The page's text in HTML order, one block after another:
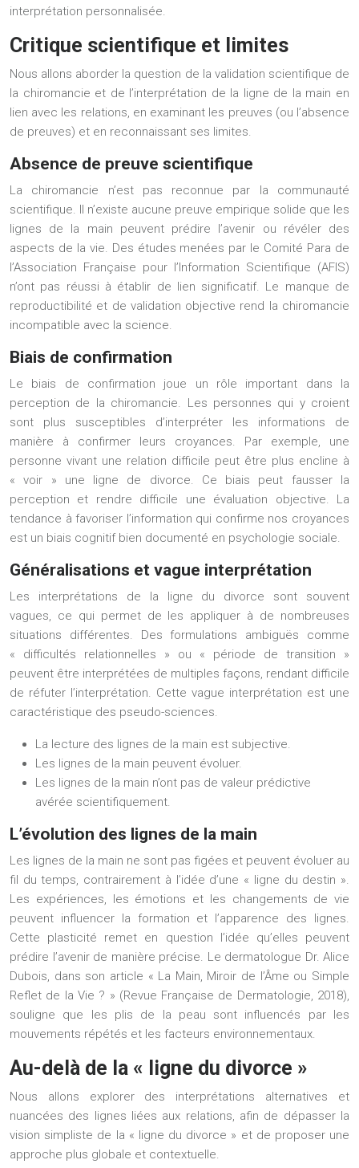
interprétation personnalisée.
Critique scientifique et limites
Nous allons aborder la question de la validation scientifique de
la chiromancie et de l’interprétation de la ligne de la main en
lien avec les relations, en examinant les preuves (ou l’absence
de preuves) et en reconnaissant ses limites.
Absence de preuve scientifique
La chiromancie n’est pas reconnue par la communauté
scientifique. Il n’existe aucune preuve empirique solide que les
lignes de la main peuvent prédire l’avenir ou révéler des
aspects de la vie. Des études menées par le Comité Para de
l’Association Française pour l’Information Scientifique (AFIS)
n’ont pas réussi à établir de lien significatif. Le manque de
reproductibilité et de validation objective rend la chiromancie
incompatible avec la science.
Biais de confirmation
Le biais de confirmation joue un rôle important dans la
perception de la chiromancie. Les personnes qui y croient
sont plus susceptibles d’interpréter les informations de
manière à confirmer leurs croyances. Par exemple, une
personne vivant une relation difficile peut être plus encline à
« voir » une ligne de divorce. Ce biais peut fausser la
perception et rendre difficile une évaluation objective. La
tendance à favoriser l’information qui confirme nos croyances
est un biais cognitif bien documenté en psychologie sociale.
Généralisations et vague interprétation
Les interprétations de la ligne du divorce sont souvent
vagues, ce qui permet de les appliquer à de nombreuses
situations différentes. Des formulations ambiguës comme
« difficultés relationnelles » ou « période de transition »
peuvent être interprétées de multiples façons, rendant difficile
de réfuter l’interprétation. Cette vague interprétation est une
caractéristique des pseudo-sciences.
La lecture des lignes de la main est subjective.
Les lignes de la main peuvent évoluer.
Les lignes de la main n’ont pas de valeur prédictive
avérée scientifiquement.
L’évolution des lignes de la main
Les lignes de la main ne sont pas figées et peuvent évoluer au
fil du temps, contrairement à l’idée d’une « ligne du destin ».
Les expériences, les émotions et les changements de vie
peuvent influencer la formation et l’apparence des lignes.
Cette plasticité remet en question l’idée qu’elles peuvent
prédire l’avenir de manière précise. Le dermatologue Dr. Alice
Dubois, dans son article « La Main, Miroir de l’Âme ou Simple
Reflet de la Vie ? » (Revue Française de Dermatologie, 2018),
souligne que les plis de la peau sont influencés par les
mouvements répétés et les facteurs environnementaux.
Au-delà de la « ligne du divorce »
Nous allons explorer des interprétations alternatives et
nuancées des lignes liées aux relations, afin de dépasser la
vision simpliste de la « ligne du divorce » et de proposer une
approche plus globale et contextuelle.